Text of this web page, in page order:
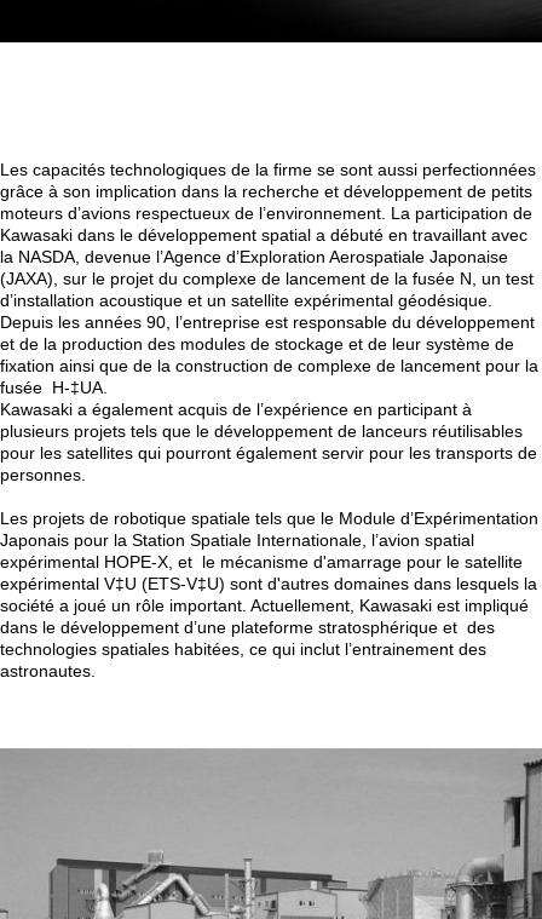
Les capacités technologiques de la firme se sont aussi perfectionnées
grâce à son implication dans la recherche et développement de petits
moteurs d’avions respectueux de l’environnement. La participation de
Kawasaki dans le développement spatial a débuté en travaillant avec
la NASDA, devenue l’Agence d’Exploration Aerospatiale Japonaise
(JAXA), sur le projet du complexe de lancement de la fusée N, un test
d’installation acoustique et un satellite expérimental géodésique.
Depuis les années 90, l’entreprise est responsable du développement
et de la production des modules de stockage et de leur système de
fixation ainsi que de la construction de complexe de lancement pour la
fusée H-‡UA.
Kawasaki a également acquis de l’expérience en participant à
plusieurs projets tels que le développement de lanceurs réutilisables
pour les satellites qui pourront également servir pour les transports de
personnes.
Les projets de robotique spatiale tels que le Module d’Expérimentation
Japonais pour la Station Spatiale Internationale, l’avion spatial
expérimental HOPE-X, et le mécanisme d'amarrage pour le satellite
expérimental V‡U (ETS-V‡U) sont d'autres domaines dans lesquels la
société a joué un rôle important. Actuellement, Kawasaki est impliqué
dans le développement d’une plateforme stratosphérique et des
technologies spatiales habitées, ce qui inclut l’entrainement des
astronautes.